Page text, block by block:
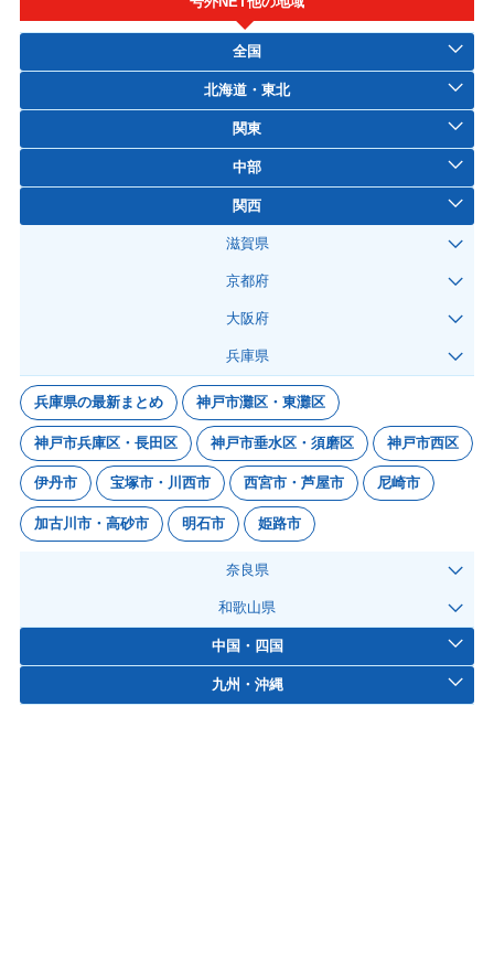
全国
北海道・東北
関東
中部
関西
滋賀県
京都府
大阪府
兵庫県
兵庫県の最新まとめ 神戸市灘区・東灘区
神戸市兵庫区・長田区 神戸市垂水区・須磨区 神戸市西区
伊丹市 宝塚市・川西市 西宮市・芦屋市 尼崎市
加古川市・高砂市 明石市 姫路市
奈良県
和歌山県
中国・四国
九州・沖縄